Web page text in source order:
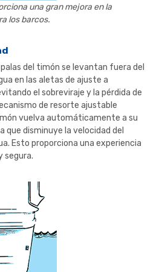
una gran mejora en la
los barcos.
del timón se levantan fuera del
en las aletas de ajuste a
el sobreviraje y la pérdida de
de resorte ajustable
vuelva automáticamente a su
que disminuye la velocidad del
Esto proporciona una experiencia
segura.